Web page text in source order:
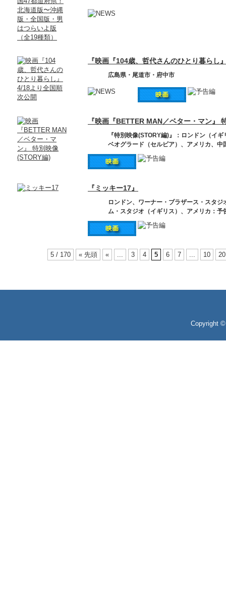
『映画『104歳、哲代さんのひとり暮らし
広島県・尾道市・府中市
『映画『BETTER MAN／ベター・マン』
『特別映像(STORY編)』：ロンドン（イ
ベオグラード（セルビア）、アメリカ、中
『ミッキー17』
ロンドン、ワーナー・ブラザース・スタ
ム・スタジオ（イギリス）、アメリカ：予
5 / 170 « 先頭 « ... 3 4 5 6 7 ... 10 20
Copyright